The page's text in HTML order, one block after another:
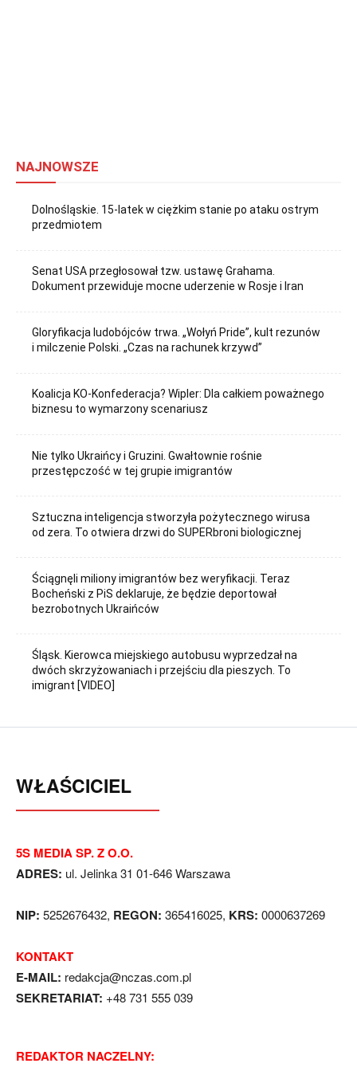
NAJNOWSZE
Dolnośląskie. 15-latek w ciężkim stanie po ataku ostrym
przedmiotem
Senat USA przegłosował tzw. ustawę Grahama.
Dokument przewiduje mocne uderzenie w Rosje i Iran
Gloryfikacja ludobójców trwa. „Wołyń Pride”, kult rezunów
i milczenie Polski. „Czas na rachunek krzywd”
Koalicja KO-Konfederacja? Wipler: Dla całkiem poważnego
biznesu to wymarzony scenariusz
Nie tylko Ukraińcy i Gruzini. Gwałtownie rośnie
przestępczość w tej grupie imigrantów
Sztuczna inteligencja stworzyła pożytecznego wirusa
od zera. To otwiera drzwi do SUPERbroni biologicznej
Ściągnęli miliony imigrantów bez weryfikacji. Teraz
Bocheński z PiS deklaruje, że będzie deportował
bezrobotnych Ukraińców
Śląsk. Kierowca miejskiego autobusu wyprzedzał na
dwóch skrzyżowaniach i przejściu dla pieszych. To
imigrant [VIDEO]
WŁAŚCICIEL
5S MEDIA SP. Z O.O.
ADRES: ul. Jelinka 31 01-646 Warszawa
NIP: 5252676432, REGON: 365416025, KRS: 0000637269
KONTAKT
E-MAIL: redakcja@nczas.com.pl
SEKRETARIAT: +48 731 555 039
REDAKTOR NACZELNY: